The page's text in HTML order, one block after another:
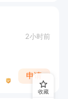
2小时前
申请
收藏